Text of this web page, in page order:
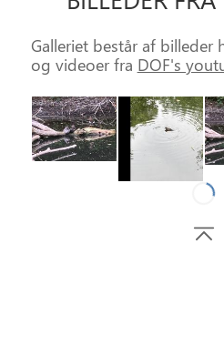
Galleriet består af billeder
og videoer fra DOF's